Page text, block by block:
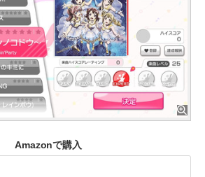
Amazonで購入